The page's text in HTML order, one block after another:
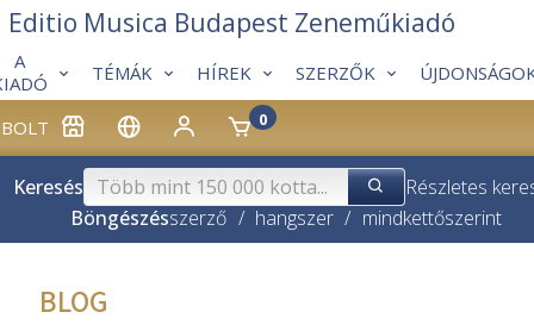
BOLT 0
A
TÉMÁK HÍREK SZERZŐK
Editio Musica Budapest Zeneműkiadó
Keresés
Részletes
Böngészésszerző / hangszer / mindkettőszerint
BLOG